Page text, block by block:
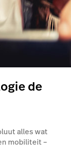
de
alles wat
mobiliteit –